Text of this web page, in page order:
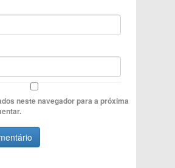
neste navegador para a próxima